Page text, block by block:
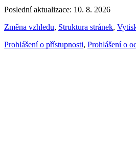
Poslední aktualizace: 10. 8. 2026
Změna vzhledu, Struktura stránek,
Prohlášení o přístupnosti, Prohlášení o